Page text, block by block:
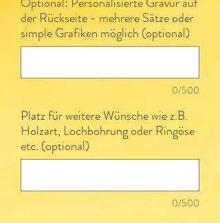
der Rückseite - mehrere Sätze oder
simple Grafiken möglich (optional)
0/500
Platz für weitere Wünsche wie z.B.
Holzart, Lochbohrung oder Ringöse
etc. (optional)
0/500